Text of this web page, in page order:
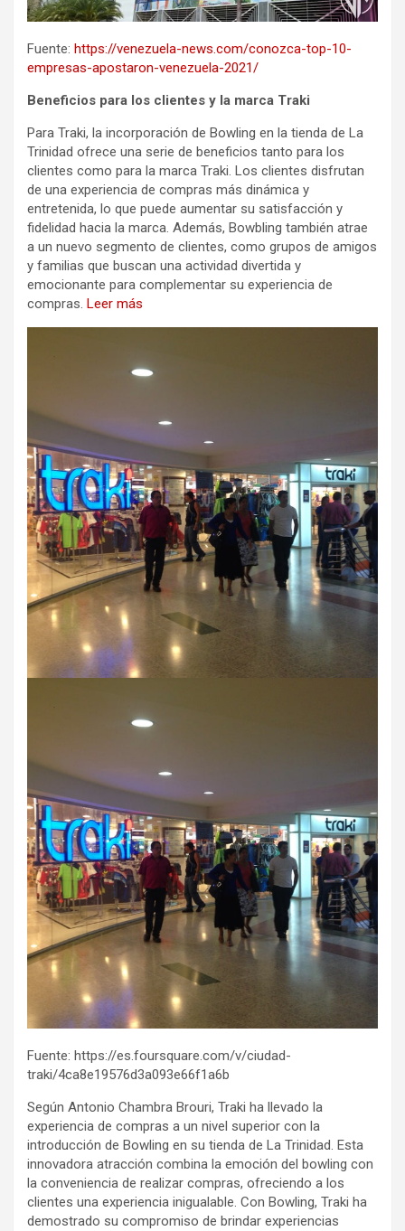
Fuente: https://venezuela-news.com/conozca-top-10-
empresas-apostaron-venezuela-2021/
Beneficios para los clientes y la marca Traki
Para Traki, la incorporación de Bowling en la tienda de La
Trinidad ofrece una serie de beneficios tanto para los
clientes como para la marca Traki. Los clientes disfrutan
de una experiencia de compras más dinámica y
entretenida, lo que puede aumentar su satisfacción y
fidelidad hacia la marca. Además, Bowbling también atrae
a un nuevo segmento de clientes, como grupos de amigos
y familias que buscan una actividad divertida y
emocionante para complementar su experiencia de
compras. Leer más
Fuente: https://es.foursquare.com/v/ciudad-
traki/4ca8e19576d3a093e66f1a6b
Según Antonio Chambra Brouri, Traki ha llevado la
experiencia de compras a un nivel superior con la
introducción de Bowling en su tienda de La Trinidad. Esta
innovadora atracción combina la emoción del bowling con
la conveniencia de realizar compras, ofreciendo a los
clientes una experiencia inigualable. Con Bowling, Traki ha
demostrado su compromiso de brindar experiencias